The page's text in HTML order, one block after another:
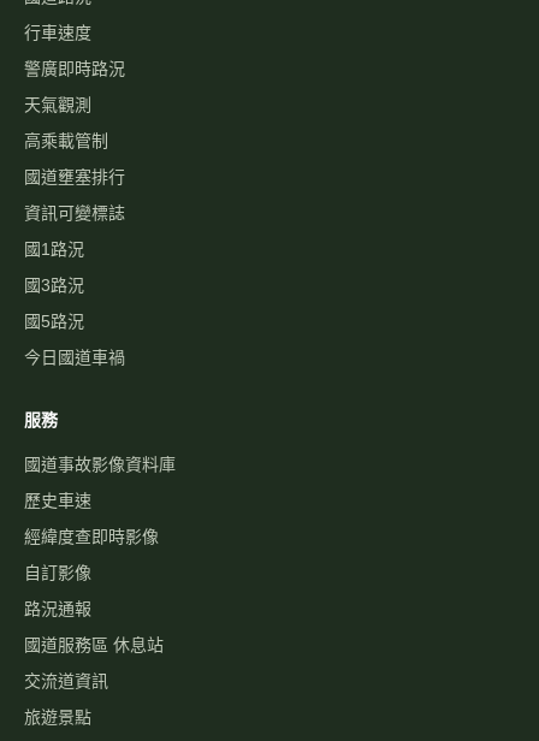
行車速度
警廣即時路況
天氣觀測
高乘載管制
國道壅塞排行
資訊可變標誌
國1路況
國3路況
國5路況
今日國道車禍
服務
國道事故影像資料庫
歷史車速
經緯度查即時影像
自訂影像
路況通報
國道服務區 休息站
交流道資訊
旅遊景點